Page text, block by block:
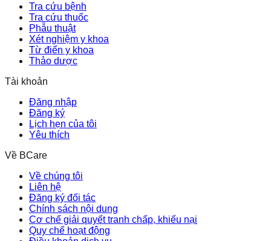
Tra cứu bệnh
Tra cứu thuốc
Phẫu thuật
Xét nghiệm y khoa
Từ điển y khoa
Thảo dược
Tài khoản
Đăng nhập
Đăng ký
Lịch hẹn của tôi
Yêu thích
Về BCare
Về chúng tôi
Liên hệ
Đăng ký đối tác
Chính sách nội dung
Cơ chế giải quyết tranh chấp, khiếu nại
Quy chế hoạt động